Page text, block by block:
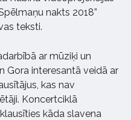
nakts 2018”
teksti.
ar mūziķi un
Gora interesantā veidā ar
kas nav
Koncertciklā
kāda slavena